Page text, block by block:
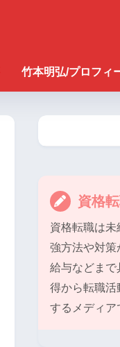
竹本明弘/プロフィ
資格
資格転職は
強方法や対策
給与などまで
得から転職活
するメディア